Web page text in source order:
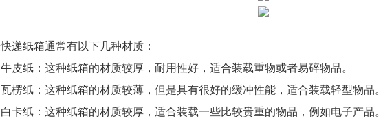
快递纸箱通常有以下几种材质：
牛皮纸：这种纸箱的材质较厚，耐用性好，适合装载重物或者易碎物品。
瓦楞纸：这种纸箱的材质较薄，但是具有很好的缓冲性能，适合装载轻型物品。
白卡纸：这种纸箱的材质较厚，适合装载一些比较贵重的物品，例如电子产品。